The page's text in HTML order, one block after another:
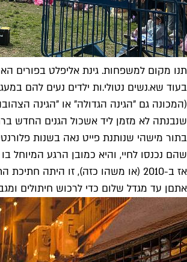
תנו מקום למשפחות. גינת אליפלט בפורים
(המכונה גם "הגינה הגדולה" או "הגינה
שנבנתה לא מזמן ליד אשכול הגנים החדש
בתור מישהי שנותנת פייט נאה בשנות
שהם נכנסו לחיי, והיא כמובן הרגע המיוחל
אז ב-2010 (או משהו כזה), זו היתה
אתםן עד מגדל שלום כדי לרכוש חיתולים